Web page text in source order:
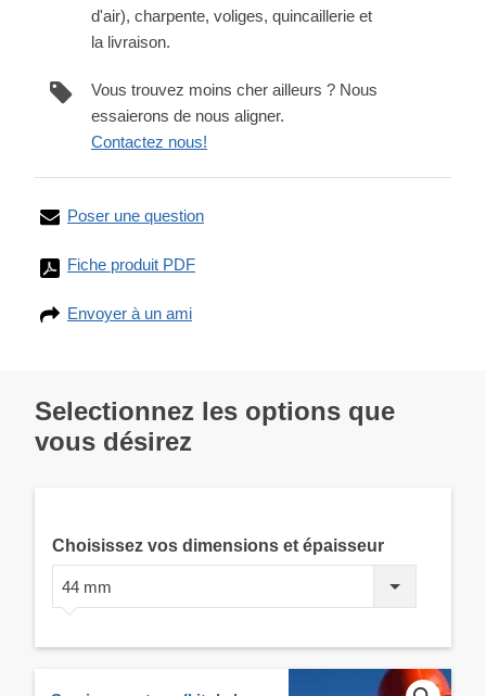
d'air), charpente, voliges, quincaillerie et
la livraison.
Vous trouvez moins cher ailleurs ? Nous
essaierons de nous aligner.
Contactez nous!
Poser une question
Fiche produit PDF
Envoyer à un ami
Selectionnez les options que
vous désirez
Choisissez vos dimensions et épaisseur
44 mm